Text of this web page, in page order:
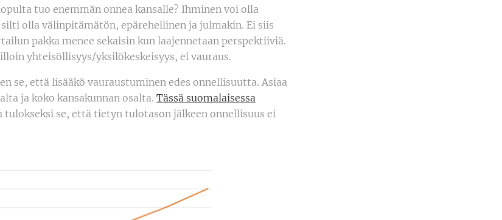
tuo enemmän onnea kansalle? Ihminen voi olla
olla välinpitämätön, epärehellinen ja julmakin. Ei siis
pakka menee sekaisin kun laajennetaan perspektiiviä.
yhteisöllisyys/yksilökeskeisyys, ei vauraus.
se, että lisääkö vauraustuminen edes onnellisuutta. Asiaa
ja koko kansakunnan osalta. Tässä suomalaisessa
tulokseksi se, että tietyn tulotason jälkeen onnellisuus ei